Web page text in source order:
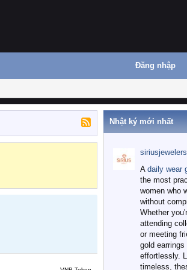
Đăng nhập
Nhật ký mới nhất
siriusjewelers
A daily wear
the most
women who
without
Whether
attending
or meeting
gold
effortlessly.
timeless,